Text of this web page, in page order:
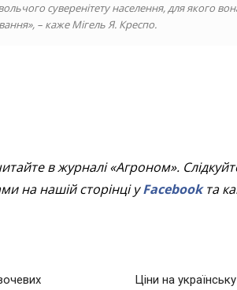
суверенітету населення, для якого
– каже Мігель Я. Креспо.
в журналі «Агроном».
на нашій сторінці уFacebookта
Ціни на